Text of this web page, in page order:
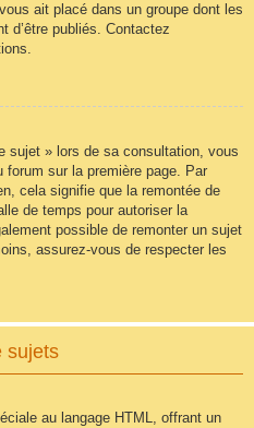
ait placé dans un groupe dont les
d’être publiés. Contactez
sujet » lors de sa consultation, vous
sur la première page. Par
cela signifie que la remontée de
de temps pour autoriser la
possible de remonter un sujet
assurez-vous de respecter les
sujets
au langage HTML, offrant un